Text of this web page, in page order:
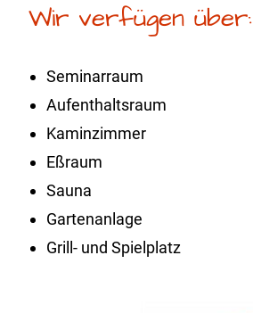
Wir verfügen über:
Seminarraum
Aufenthaltsraum
Kaminzimmer
Eßraum
Sauna
Gartenanlage
Grill- und Spielplatz